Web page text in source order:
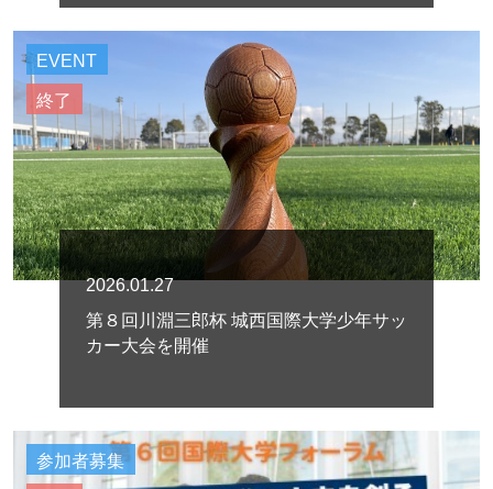
EVENT
終了
2026.01.27
第８回川淵三郎杯 城西国際大学少年サッ
カー大会を開催
参加者募集